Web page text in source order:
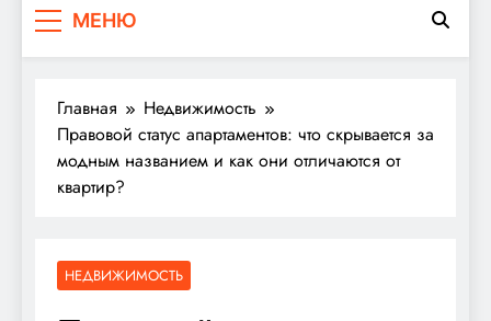
ремонт или крупное строительство, в Мастерской
МЕНЮ
Главная
Недвижимость
Правовой статус апартаментов: что скрывается за
модным названием и как они отличаются от
квартир?
НЕДВИЖИМОСТЬ